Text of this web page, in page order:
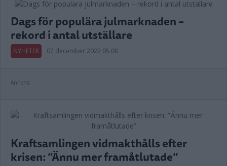
Dags för populära julmarknaden –
rekord i antal utställare
NYHETER 07 december 2022 05.00
Annons:
Kraftsamlingen vidmakthålls efter
krisen: ”Ännu mer framåtlutade”